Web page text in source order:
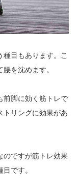
目もあります。こ
を沈めます。
前脚に効く筋トレで
トリングに効果があ
のですが筋トレ効果
です。